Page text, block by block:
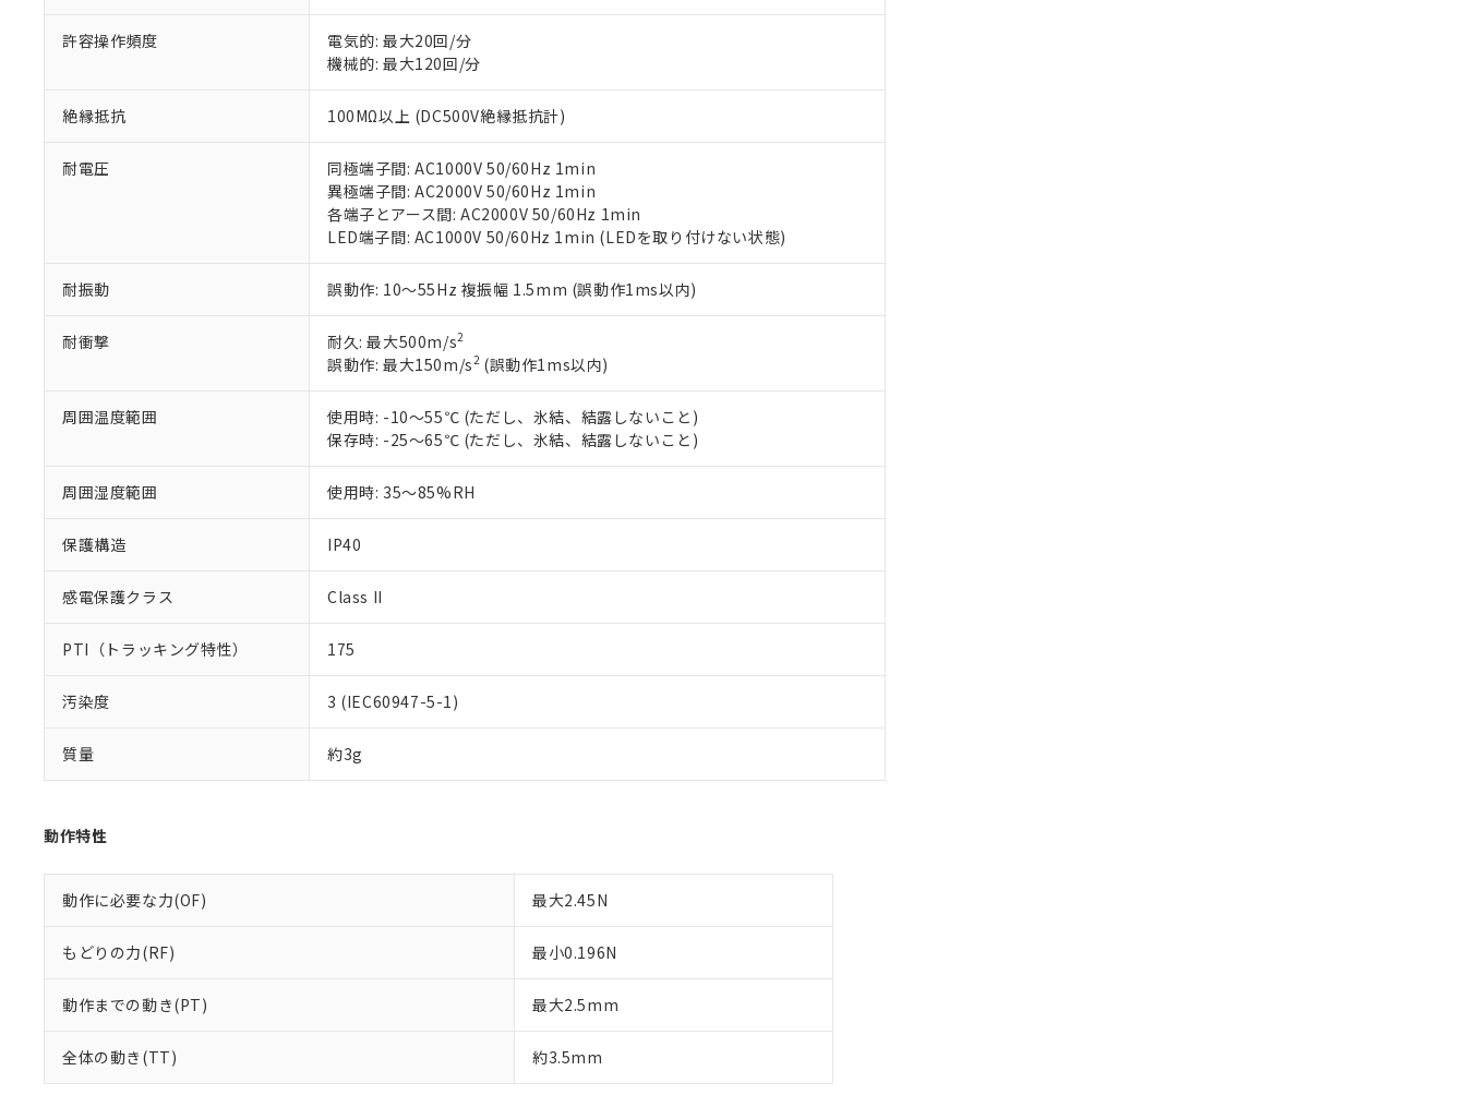
許容操作頻度
電気的: 最大20回/分
機械的: 最大120回/分
絶縁抵抗 100MΩ以上 (DC500V絶縁抵抗計)
耐電圧
同極端子間: AC1000V 50/60Hz 1min
異極端子間: AC2000V 50/60Hz 1min
各端子とアース間: AC2000V 50/60Hz 1min
LED端子間: AC1000V 50/60Hz 1min (LEDを取り付けない状態)
耐振動 誤動作: 10～55Hz 複振幅 1.5mm (誤動作1ms以内)
耐衝撃 耐久: 最大500m/s2
誤動作: 最大150m/s2(誤動作1ms以内)
周囲温度範囲
使用時: -10～55℃ (ただし、氷結、結露しないこと)
保存時: -25～65℃ (ただし、氷結、結露しないこと)
周囲湿度範囲 使用時: 35～85%RH
保護構造 IP40
感電保護クラス Class II
PTI（トラッキング特性） 175
汚染度 3 (IEC60947-5-1)
質量 約3g
動作特性
動作に必要な力(OF) 最大2.45N
もどりの力(RF) 最小0.196N
動作までの動き(PT) 最大2.5mm
全体の動き(TT) 約3.5mm
ご利用条件
本サービスは、当社制御機器事業取扱商品の当社在庫状況および標準価格(税抜)を提供させていただ
くものです。
当社制御機器事業取扱商品の中には、本サービスの対象外となる商品もあることをご了承ください。
在庫状況および標準価格照会結果は、記載している更新日時点での社内データに基づき作成されるも
のであり、閲覧された時点での実際の在庫および標準価格とは異なる場合があることをご了承くださ
い。
正式な納期状況および標準価格はお客様のお取引先、またはお客様担当のオムロン制御機器販売店・
当社販売員にご相談ください。
在庫状況および標準価格結果を当社の事前の承諾なく第三者に漏洩または開示しないようお願いしま
す。
マイパーツ機能（部品リスト作成サービス）をご利用いただくには、I-Webメンバーズにご登録され
ている必要があります。
お客様が当ウェブサイト上で当社にご登録された部品リストについて、当社および当社の共同利用者
が、当社の製品・サービスに関するお客様との取引・商談に必要な範囲で利用することをご了承くだ
さい。
調査・確認中：EU RoHS指令（10物質）の非含有の対応状況を調査中または確認中の商品です。
非該当品：ライセンス料など無形物で、有害物質有無と関係のない商品です。
仕入先様の事情により、非含有部品としていたものが、含有品と判明した場合などやむを得ず変更すること
があります。
*EU RoHS指令（10物質）：
鉛(Pb) 1000ppm以下、 水銀(Hg) 1000ppm以下、 カドミウム(Cd) 100ppm以下、
六価クロム(Cr(Ⅵ)) 1000ppm以下、ポリ臭化ビフェニル類(PBB) 1000ppm以下、ポリ臭化ジフェニルエーテル類(PBDE) 1000ppm以下、
フタル酸ビス(2-エチルヘキシル) (DEHP)(別名：DOP) 1000ppm以下、フタル酸ブチルベンジル（BBP） 1000ppm以下、フタル酸ジブチ
ル（DBP） 1000ppm以下、フタル酸ジイソブチル (DIBP) 1000ppm以下
但し、RoHS指令で産業用監視および制御機器に対する適用除外項目は除く。
フタル酸エステル類の４物質については閾値を超える意図的な使用がないことを確認しています。
※2 対応予定月
部品在庫の切り替え状況などにより、予定月が前後することがあります。
※3 非含有証明書ダウンロード
下記の非含有証明書をダウンロードすることができます。
EU RoHS指令（10物質）の非含有証明書
51物質の非含有証明書（当社基準）
また、RoHS指令のフタル酸エステル類４物質の対応では、対応完了までの期間は出荷製品に未対応品が
混在することから備考欄に対応日を記載しておりました。
既に当社にて対応品への在庫切替を完了していることから、特段のことがない限り、2022年1月12日よ
り割愛しております。
※1 中国RoHS○×表
「○」：最大均質材料含有率が中国RoHSの基準値以下であることを示します。
「－」：未確認です。当社販売部門へお問い合わせください。
*中国RoHS10物質の基準値 (GB/T26572)：
Pb(鉛) :1000ppm、 Hg(水銀) : 1000ppm、 Cd(カドミウム) : 100ppm、
Cr(Ⅵ)(六価クロム) : 1000ppm、 PBBs(ポリ臭化ビフェニル類) : 1000ppm、 PBDEs(ポリ臭化ジフェニルエーテル類) : 1000ppm、
DEHP(フタル酸ビス(2-エチルヘキシル)) : 1000ppm
※2 環境保護使用期限
「ｅ」：有害物質（10物質）のすべてが基準値以下であることを示します。
味します。
「－」：未確認です。当社販売部門へお問い合わせください。
当社は、これら貴社製品のうち、外国為替および外国貿易法に定める商品（以下｢規制貨物等」とい
う）を輸出または国外への提供する場合は、日本国政府の輸出許可(または役務取引許可)を取得する
などの必要な手続きをとります。
当社は規制貨物を破棄する場合は、完全に破砕するなど、違法に輸出されないよう必要な手段を講じ
ます。
当社は貴社製品を、核兵器、ミサイル、化学兵器、生物兵器またはその他武器並びにこれらの製造装
置等に一切使用いたしません。
当社は、貴社製品を第三者に販売する場合は、上記1、2および3の内容を当該第三者に通知します。
また当社は、販売先および販売に係わる関係者が違法に輸出するおそれがある場合は、取り引きをい
たしません。
合意する キャンセル
記
号
説明
一定数以上の在庫あり
一定数には満たないが在庫あり
－
在庫なし(最新の在庫状況については、お客様のお取引先、またはお客様担当のオムロン制御
機器販売店・当社販売員にご確認ください)
空
受注生産機種、また在庫状況の情報を公開していない機種